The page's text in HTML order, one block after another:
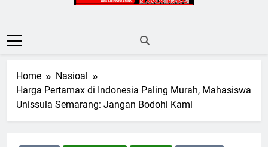
Ekonomi
Nusantara
Home
Nasioal
Harga Pertamax di Indonesia Paling Murah, Mahasiswa
Unissula Semarang: Jangan Bodohi Kami